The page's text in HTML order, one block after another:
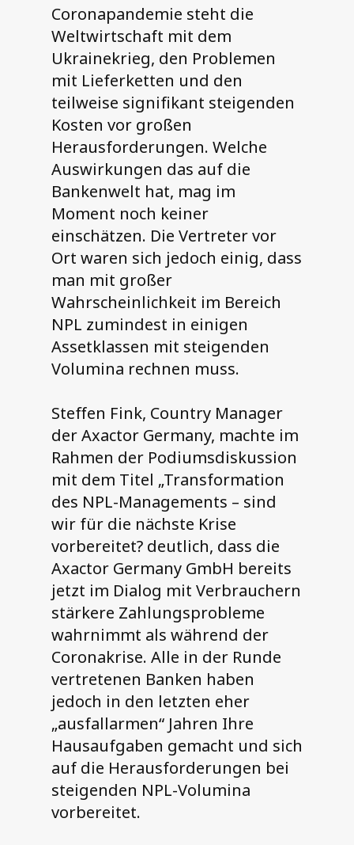
Coronapandemie steht die
Weltwirtschaft mit dem
Ukrainekrieg, den Problemen
mit Lieferketten und den
teilweise signifikant steigenden
Kosten vor großen
Herausforderungen. Welche
Auswirkungen das auf die
Bankenwelt hat, mag im
Moment noch keiner
einschätzen. Die Vertreter vor
Ort waren sich jedoch einig, dass
man mit großer
Wahrscheinlichkeit im Bereich
NPL zumindest in einigen
Assetklassen mit steigenden
Volumina rechnen muss.
Steffen Fink, Country Manager
der Axactor Germany, machte im
Rahmen der Podiumsdiskussion
mit dem Titel „Transformation
des NPL-Managements – sind
wir für die nächste Krise
vorbereitet? deutlich, dass die
Axactor Germany GmbH bereits
jetzt im Dialog mit Verbrauchern
stärkere Zahlungsprobleme
wahrnimmt als während der
Coronakrise. Alle in der Runde
vertretenen Banken haben
jedoch in den letzten eher
„ausfallarmen“ Jahren Ihre
Hausaufgaben gemacht und sich
auf die Herausforderungen bei
steigenden NPL-Volumina
vorbereitet.